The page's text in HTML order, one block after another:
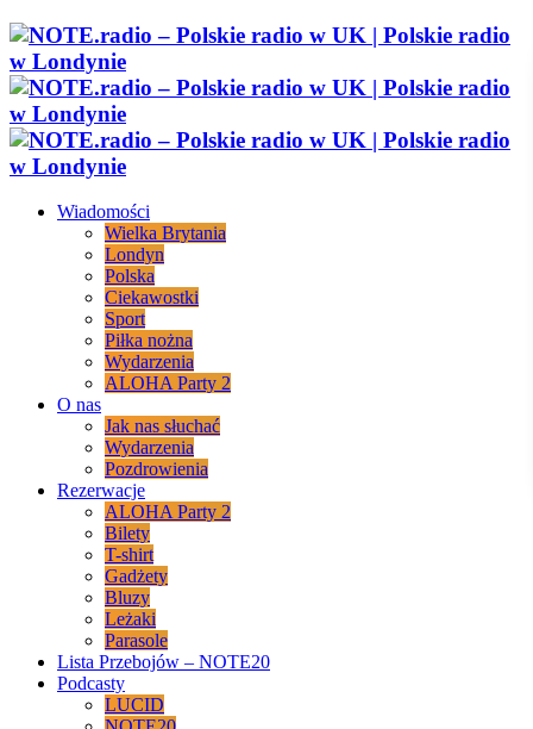
Wiadomości
Wielka Brytania
Londyn
Polska
Ciekawostki
Sport
Piłka nożna
Wydarzenia
ALOHA Party 2
O nas
Jak nas słuchać
Wydarzenia
Pozdrowienia
Rezerwacje
ALOHA Party 2
Bilety
T-shirt
Gadżety
Bluzy
Leżaki
Parasole
Lista Przebojów – NOTE20
Podcasty
LUCID